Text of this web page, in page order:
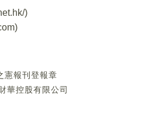
)
)
憲報刊登報章
控股有限公司